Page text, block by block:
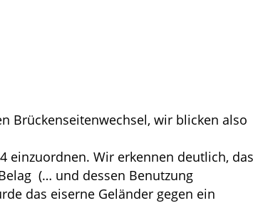
Brückenseitenwechsel, wir blicken also
einzuordnen. Wir erkennen deutlich,
(… und dessen Benutzung
das eiserne Geländer gegen ein